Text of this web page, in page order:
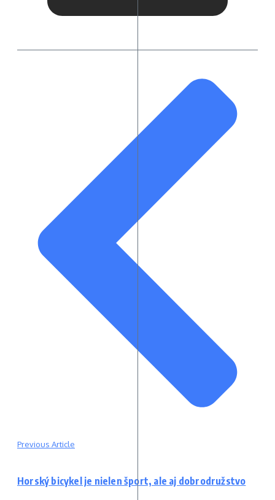
Previous Article
Horský bicykel je nielen šport, ale aj dobrodružstvo